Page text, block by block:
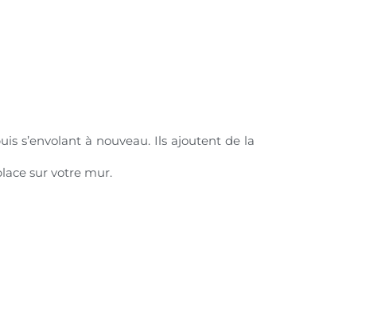
s’envolant à nouveau. Ils ajoutent de la
sur votre mur.